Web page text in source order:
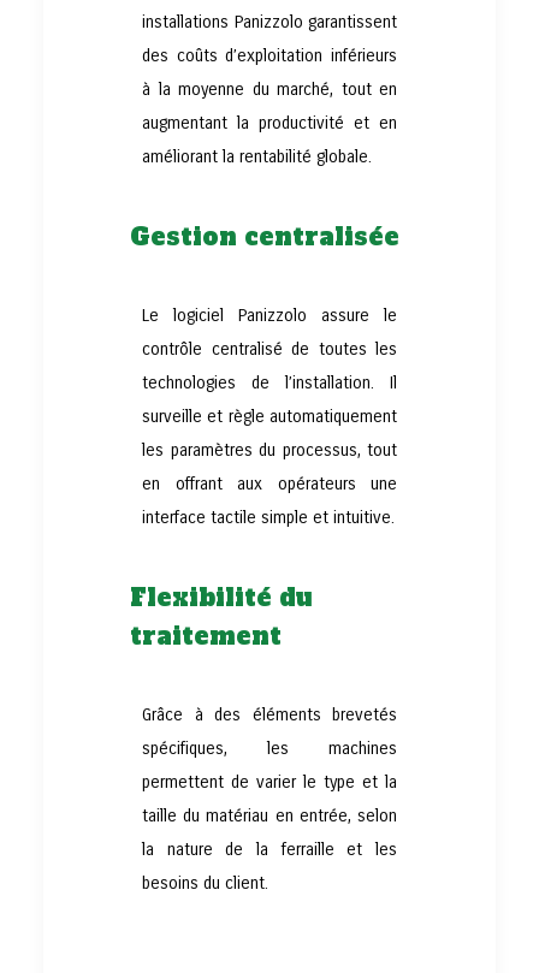
installations Panizzolo garantissent
des coûts d’exploitation inférieurs
à la moyenne du marché, tout en
augmentant la productivité et en
améliorant la rentabilité globale.
Gestion centralisée
Le logiciel Panizzolo assure le
contrôle centralisé de toutes les
technologies de l’installation. Il
surveille et règle automatiquement
les paramètres du processus, tout
en offrant aux opérateurs une
interface tactile simple et intuitive.
Flexibilité du
traitement
Grâce à des éléments brevetés
spécifiques, les machines
permettent de varier le type et la
taille du matériau en entrée, selon
la nature de la ferraille et les
besoins du client.